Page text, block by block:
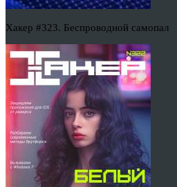
Хакер #323. Беспроводной самопал